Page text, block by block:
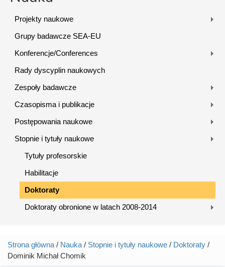
Projekty naukowe
Grupy badawcze SEA-EU
Konferencje/Conferences
Rady dyscyplin naukowych
Zespoły badawcze
Czasopisma i publikacje
Postępowania naukowe
Stopnie i tytuły naukowe
Tytuły profesorskie
Habilitacje
Doktoraty
Doktoraty obronione w latach 2008-2014
Jesteś tutaj
Strona główna / Nauka / Stopnie i tytuły naukowe / Doktoraty /
Dominik Michał Chomik